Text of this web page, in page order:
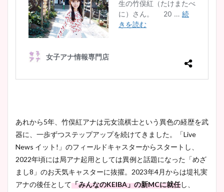
あれから5年、竹俣紅アナは元女流棋士という異色の経歴を武
器に、一歩ずつステップアップを続けてきました。「Live
News イット!」のフィールドキャスターからスタートし、
2022年頃には局アナ起用としては異例と話題になった「めざ
まし8」のお天気キャスターに抜擢。2023年4月からは堤礼実
アナの後任として「みんなのKEIBA」の新MCに就任し、